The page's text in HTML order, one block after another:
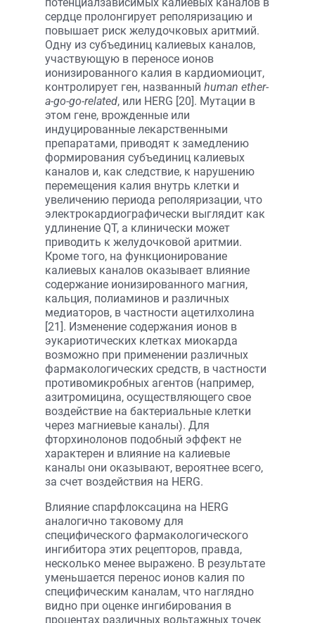
сердце пролонгирует реполяризацию и
повышает риск желудочковых аритмий.
Одну из субъединиц калиевых каналов,
участвующую в переносе ионов
ионизированного калия в кардиомиоцит,
контролирует ген, названный human ether-
a-go-go-related, или HERG [20]. Мутации в
этом гене, врожденные или
индуцированные лекарственными
препаратами, приводят к замедлению
формирования субъединиц калиевых
каналов и, как следствие, к нарушению
перемещения калия внутрь клетки и
увеличению периода реполяризации, что
электрокардиографически выглядит как
удлинение QT, а клинически может
приводить к желудочковой аритмии.
Кроме того, на функционирование
калиевых каналов оказывает влияние
содержание ионизированного магния,
кальция, полиаминов и различных
медиаторов, в частности ацетилхолина
[21]. Изменение содержания ионов в
эукариотических клетках миокарда
возможно при применении различных
фармакологических средств, в частности
противомикробных агентов (например,
азитромицина, осуществляющего свое
воздействие на бактериальные клетки
через магниевые каналы). Для
фторхинолонов подобный эффект не
характерен и влияние на калиевые
каналы они оказывают, вероятнее всего,
за счет воздействия на HERG.
Влияние спарфлоксацина на HERG
аналогично таковому для
специфического фармакологического
ингибитора этих рецепторов, правда,
несколько менее выражено. В результате
уменьшается перенос ионов калия по
специфическим каналам, что наглядно
видно при оценке ингибирования в
процентах различных вольтажных точек